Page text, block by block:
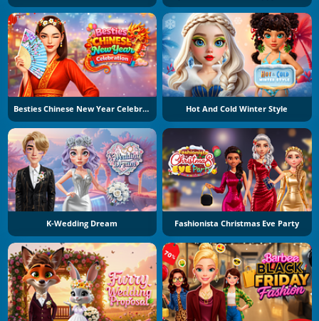
Besties Chinese New Year Celebration Hot And Cold Winter Style
K-Wedding Dream Fashionista Christmas Eve Party